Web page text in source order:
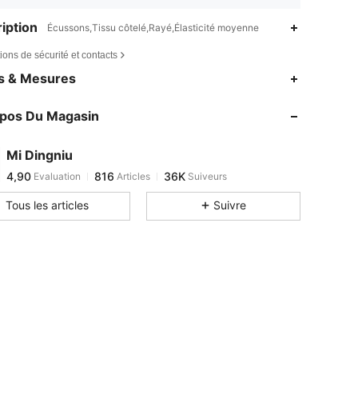
Écussons,Tissu côtelé,Rayé,Élasticité moyenne
de sécurité et contacts
& Mesures
Du Magasin
Mi Dingniu
4,90
816
4,90 Evaluation
a***aest en train de naviguer
4,90
Tous les articles Suivre